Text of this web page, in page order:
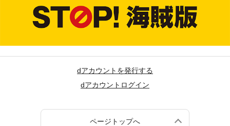
dアカウントを発行する
dアカウントログイン
ページトップへ